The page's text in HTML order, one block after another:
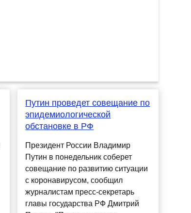
Путин проведет совещание по
эпидемиологической
обстановке в РФ
Президент России Владимир
Путин в понедельник соберет
совещание по развитию ситуации
с коронавирусом, сообщил
журналистам пресс-секретарь
главы государства РФ Дмитрий